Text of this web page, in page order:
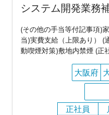
システム開発業務
(その他の手当等付記事項)
当)実費支給（上限あり） (
動喫煙対策)敷地内禁煙 (正
大阪府
正社員